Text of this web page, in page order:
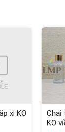
xi KO
Chai
KO